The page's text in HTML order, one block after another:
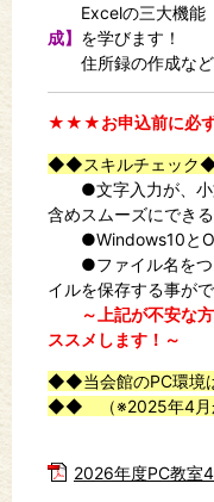
Excelの三大機能
成】 を学びます！
住所録の作成など
★★★お申込前に必
◆◆スキルチェッ
●文字入力が、小
含めスムーズにできる
●Windows10と
●ファイル名をつ
イルを保存する事がで
～上記が不安な
ススメします！～
◆◆当会館のPC環境
◆◆ （※2025年4月
2026年度PC教室